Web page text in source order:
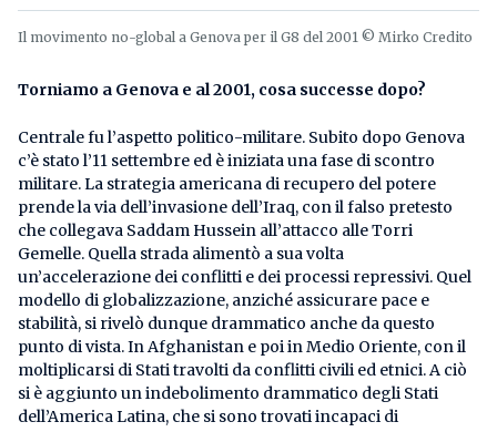
Il movimento no-global a Genova per il G8 del 2001 © Mirko Credito
Torniamo a Genova e al 2001, cosa successe dopo?
Centrale fu l’aspetto politico-militare. Subito dopo Genova
c’è stato l’11 settembre ed è iniziata una fase di scontro
militare. La strategia americana di recupero del potere
prende la via dell’invasione dell’Iraq, con il falso pretesto
che collegava Saddam Hussein all’attacco alle Torri
Gemelle. Quella strada alimentò a sua volta
un’accelerazione dei conflitti e dei processi repressivi. Quel
modello di globalizzazione, anziché assicurare pace e
stabilità, si rivelò dunque drammatico anche da questo
punto di vista. In Afghanistan e poi in Medio Oriente, con il
moltiplicarsi di Stati travolti da conflitti civili ed etnici. A ciò
si è aggiunto un indebolimento drammatico degli Stati
dell’America Latina, che si sono trovati incapaci di